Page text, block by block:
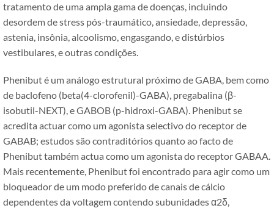
tratamento de uma ampla gama de doenças, incluindo
desordem de stress pós-traumático, ansiedade, depressão,
astenia, insônia, alcoolismo, engasgando, e distúrbios
vestibulares, e outras condições.
Phenibut é um análogo estrutural próximo de GABA, bem como
de baclofeno (beta(4-clorofenil)-GABA), pregabalina (β-
isobutil-NEXT), e GABOB (p-hidroxi-GABA). Phenibut se
acredita actuar como um agonista selectivo do receptor de
GABAB; estudos são contraditórios quanto ao facto de
Phenibut também actua como um agonista do receptor GABAA.
Mais recentemente, Phenibut foi encontrado para agir como um
bloqueador de um modo preferido de canais de cálcio
dependentes da voltagem contendo subunidades α2δ,